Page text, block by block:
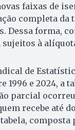
faixas de
completa
Dessa forma,
à
de
1996 e 2024, a
parcial ocorreu
recebe até
composta